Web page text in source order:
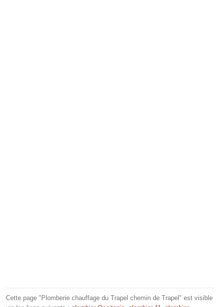
Cette page "Plomberie chauffage du Trapel chemin de Trapel" est visible